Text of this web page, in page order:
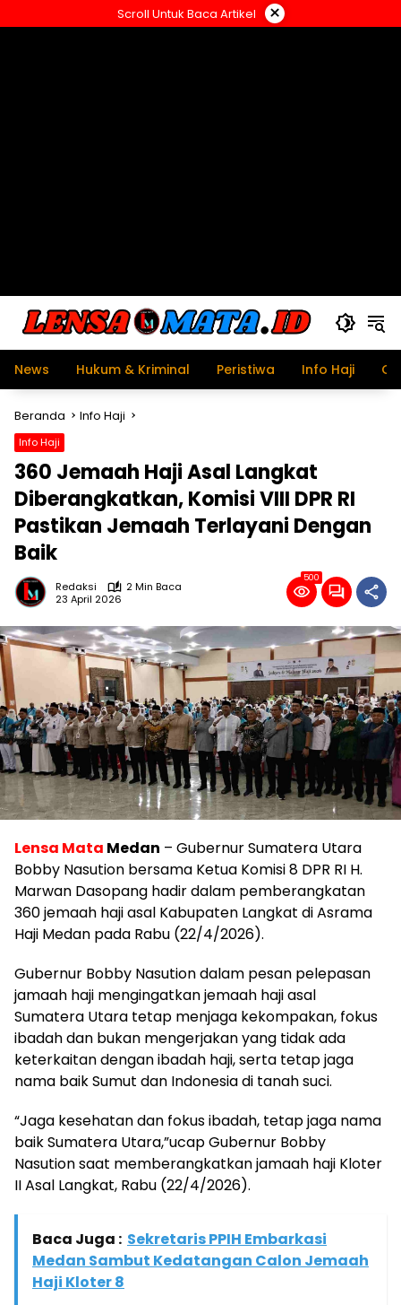
ke
Scroll Untuk Baca Artikel ×
News Hukum & Kriminal Peristiwa Info Haji
Beranda Info Haji
Info Haji
360 Jemaah Haji Asal Langkat
Diberangkatkan, Komisi VIII DPR RI
Pastikan Jemaah Terlayani Dengan
Baik
Redaksi
2 Min Baca
23 April 2026
500
Lensa Mata Medan – Gubernur Sumatera Utara
Bobby Nasution bersama Ketua Komisi 8 DPR RI H.
Marwan Dasopang hadir dalam pemberangkatan
360 jemaah haji asal Kabupaten Langkat di Asrama
Haji Medan pada Rabu (22/4/2026).
Gubernur Bobby Nasution dalam pesan pelepasan
jamaah haji mengingatkan jemaah haji asal
Sumatera Utara tetap menjaga kekompakan, fokus
ibadah dan bukan mengerjakan yang tidak ada
keterkaitan dengan ibadah haji, serta tetap jaga
nama baik Sumut dan Indonesia di tanah suci.
“Jaga kesehatan dan fokus ibadah, tetap jaga nama
baik Sumatera Utara,”ucap Gubernur Bobby
Nasution saat memberangkatkan jamaah haji Kloter
II Asal Langkat, Rabu (22/4/2026).
Baca Juga : Sekretaris PPIH Embarkasi
Medan Sambut Kedatangan Calon Jemaah
Haji Kloter 8